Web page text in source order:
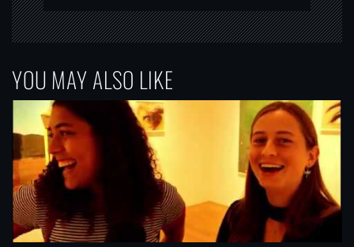
YOU MAY ALSO LIKE